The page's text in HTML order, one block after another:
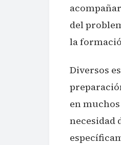
del
la
Diversos
en
necesidad